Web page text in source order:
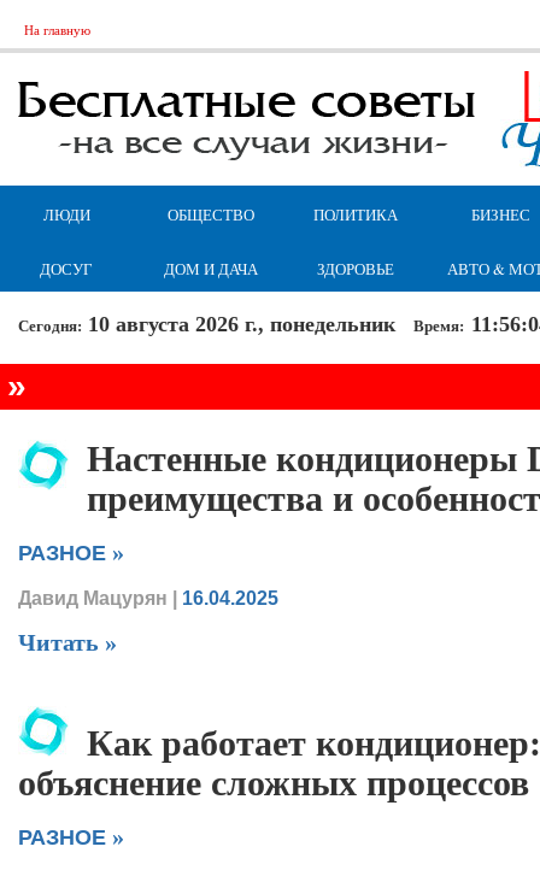
На главную
ЛЮДИ ОБЩЕСТВО ПОЛИТИКА БИЗНЕС
ДОСУГ ДОМ И ДАЧА ЗДОРОВЬЕ АВТО &
Сегодня: 10 августа 2026 г., понедельник Время:
»
Настенные кондиционеры
преимущества и
РАЗНОЕ »
Давид Мацурян 16.04.2025
Читать »
Как работает
объяснение сложных процессов
РАЗНОЕ »